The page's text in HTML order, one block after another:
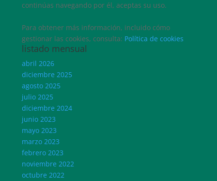
continúas navegando por él, aceptas su uso.
Para obtener más información, incluido cómo
gestionar las cookies, consulta: Política de cookies
listado mensual
abril 2026
diciembre 2025
agosto 2025
julio 2025
diciembre 2024
junio 2023
mayo 2023
marzo 2023
febrero 2023
noviembre 2022
octubre 2022